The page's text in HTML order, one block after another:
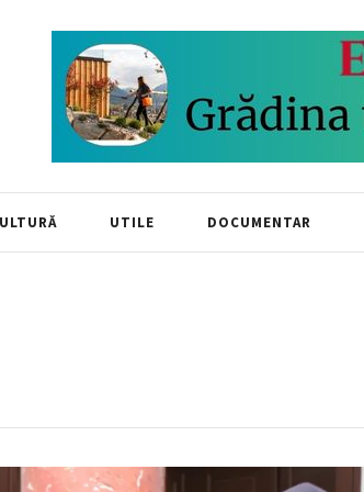
UTILE DOCUMENTAR